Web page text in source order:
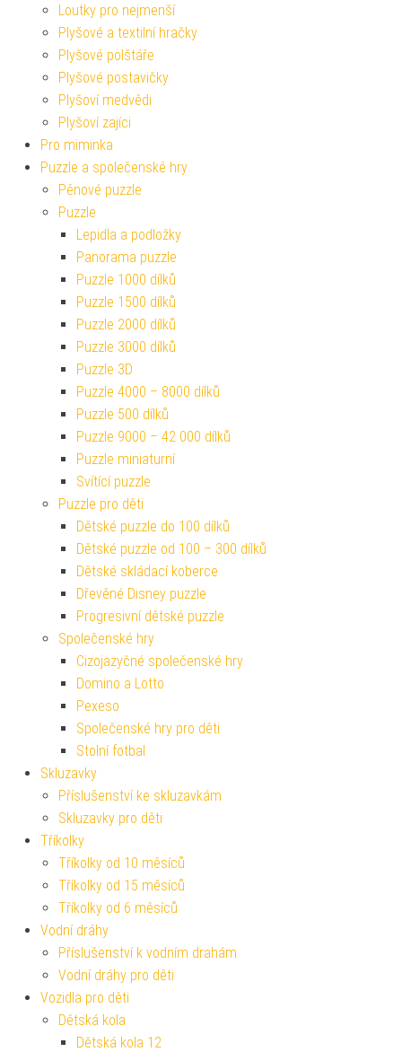
Loutky pro nejmenší
Plyšové a textilní hračky
Plyšové polštáře
Plyšové postavičky
Plyšoví medvědi
Plyšoví zajíci
Pro miminka
Puzzle a společenské hry
Pěnové puzzle
Puzzle
Lepidla a podložky
Panorama puzzle
Puzzle 1000 dílků
Puzzle 1500 dílků
Puzzle 2000 dílků
Puzzle 3000 dílků
Puzzle 3D
Puzzle 4000 – 8000 dílků
Puzzle 500 dílků
Puzzle 9000 – 42 000 dílků
Puzzle miniaturní
Svítící puzzle
Puzzle pro děti
Dětské puzzle do 100 dílků
Dětské puzzle od 100 – 300 dílků
Dětské skládací koberce
Dřevěné Disney puzzle
Progresivní dětské puzzle
Společenské hry
Cizojazyčné společenské hry
Domino a Lotto
Pexeso
Společenské hry pro děti
Stolní fotbal
Skluzavky
Příslušenství ke skluzavkám
Skluzavky pro děti
Tříkolky
Tříkolky od 10 měsíců
Tříkolky od 15 měsíců
Tříkolky od 6 měsíců
Vodní dráhy
Příslušenství k vodním drahám
Vodní dráhy pro děti
Vozidla pro děti
Dětská kola
Dětská kola 12